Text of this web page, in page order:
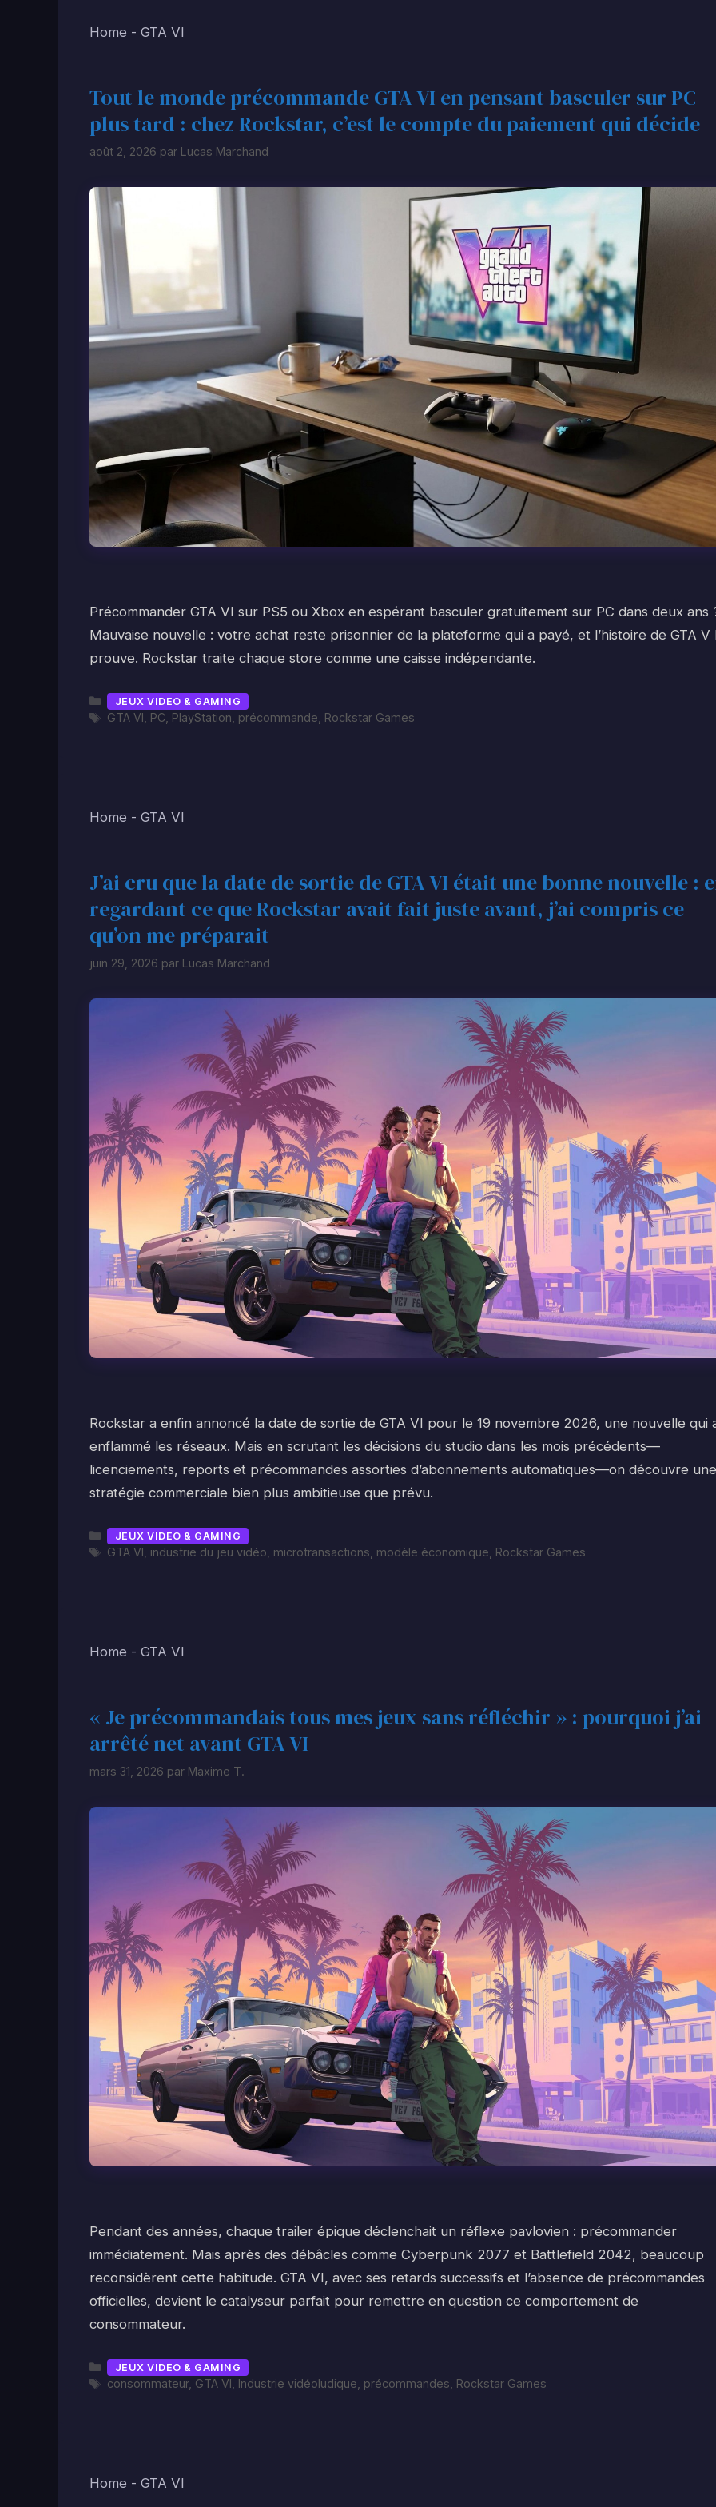
Home - GTA VI
Tout le monde précommande GTA VI en pensant basculer sur PC
plus tard : chez Rockstar, c’est le compte du paiement qui décide
août 2, 2026 par Lucas Marchand
Précommander GTA VI sur PS5 ou Xbox en espérant basculer gratuitement sur PC dans deux ans
Mauvaise nouvelle : votre achat reste prisonnier de la plateforme qui a payé, et l’histoire de GTA V
prouve. Rockstar traite chaque store comme une caisse indépendante.
Catégories
JEUX VIDEO & GAMING
Étiquettes
GTA VI PC PlayStation précommande Rockstar Games
Home - GTA VI
J’ai cru que la date de sortie de GTA VI était une bonne nouvelle :
regardant ce que Rockstar avait fait juste avant, j’ai compris ce
qu’on me préparait
juin 29, 2026 par Lucas Marchand
Rockstar a enfin annoncé la date de sortie de GTA VI pour le 19 novembre 2026, une nouvelle qui
enflammé les réseaux. Mais en scrutant les décisions du studio dans les mois précédents—
licenciements, reports et précommandes assorties d’abonnements automatiques—on découvre une
stratégie commerciale bien plus ambitieuse que prévu.
Catégories
JEUX VIDEO & GAMING
Étiquettes
GTA VI industrie du jeu vidéo microtransactions modèle économique Rockstar Games
Home - GTA VI
« Je précommandais tous mes jeux sans réfléchir » : pourquoi j’ai
arrêté net avant GTA VI
mars 31, 2026 par Maxime T.
Pendant des années, chaque trailer épique déclenchait un réflexe pavlovien : précommander
immédiatement. Mais après des débâcles comme Cyberpunk 2077 et Battlefield 2042, beaucoup
reconsidèrent cette habitude. GTA VI, avec ses retards successifs et l’absence de précommandes
officielles, devient le catalyseur parfait pour remettre en question ce comportement de
consommateur.
Catégories
JEUX VIDEO & GAMING
Étiquettes
consommateur, GTA VI Industrie vidéoludique précommandes Rockstar Games
Home - GTA VI